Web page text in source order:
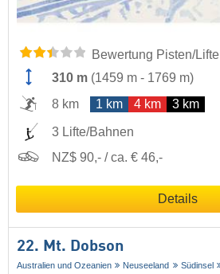
Bewertung Pisten/Lifte
310 m (1459 m - 1769 m)
8 km
1 km 4 km 3 km
3 Lifte/Bahnen
NZ$ 90,- / ca. € 46,-
Details
22. Mt. Dobson
Australien und Ozeanien Neuseeland Südinsel